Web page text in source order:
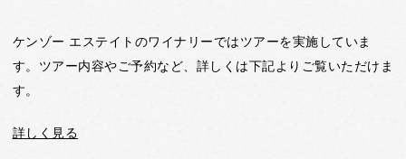
ケンゾー エステイトのワイナリーではツアーを実施していま
す。ツアー内容やご予約など、詳しくは下記よりご覧いただけま
す。
詳しく見る